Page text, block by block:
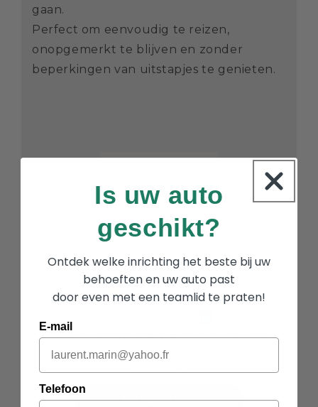
gaan.
Perfect om eenvoudig te reizen,
onopgemerkt te blijven en zonder
beperkingen van uitstapjes te genieten.
slaapbank kleine bestelwagens (in
L)
1,150.00 €
Lees meer
Is uw auto
geschikt?
Ontdek welke inrichting het beste bij uw
behoeften en uw auto past
door even met een teamlid te praten!
E-mail
Telefoon